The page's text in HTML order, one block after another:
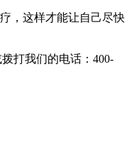
，这样才能让自己尽快
打我们的电话：400-